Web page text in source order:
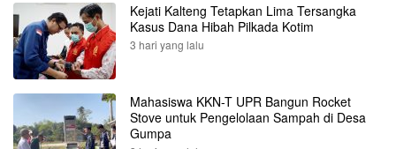
Kejati Kalteng Tetapkan Lima Tersangka
Kasus Dana Hibah Pilkada Kotim
3 hari yang lalu
Mahasiswa KKN-T UPR Bangun Rocket
Stove untuk Pengelolaan Sampah di Desa
Gumpa